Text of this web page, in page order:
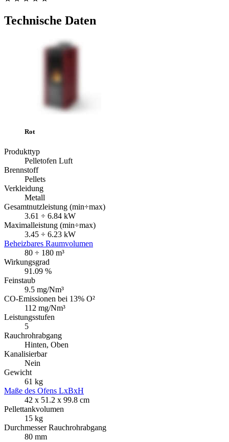
Technische Daten
Rot
Produkttyp
Pelletofen Luft
Brennstoff
Pellets
Verkleidung
Metall
Gesamtnutzleistung (min÷max)
3.61 ÷ 6.84 kW
Maximalleistung (min÷max)
3.45 ÷ 6.23 kW
Beheizbares Raumvolumen
80 ÷ 180 m³
Wirkungsgrad
91.09 %
Feinstaub
9.5 mg/Nm³
CO-Emissionen bei 13% O²
112 mg/Nm³
Leistungsstufen
5
Rauchrohrabgang
Hinten, Oben
Kanalisierbar
Nein
Gewicht
61 kg
Maße des Ofens LxBxH
42 x 51.2 x 99.8 cm
Pellettankvolumen
15 kg
Durchmesser Rauchrohrabgang
80 mm